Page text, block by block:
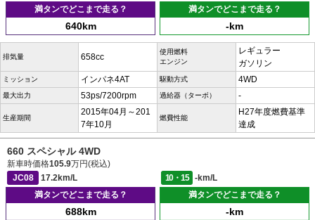
満タンでどこまで走る？
640km
満タンでどこまで走る？
-km
排気量 658cc
使用燃料
エンジン
レギュラー
ガソリン
ミッション インパネ4AT 駆動方式 4WD
最大出力 53ps/7200rpm 過給器（ターボ） -
生産期間
2015年04月～201
7年10月
燃費性能
H27年度燃費基準
達成
660 スペシャル 4WD
新車時価格105.9万円(税込)
JC08
17.2km/L 10・15
-km/L
満タンでどこまで走る？
688km
満タンでどこまで走る？
-km